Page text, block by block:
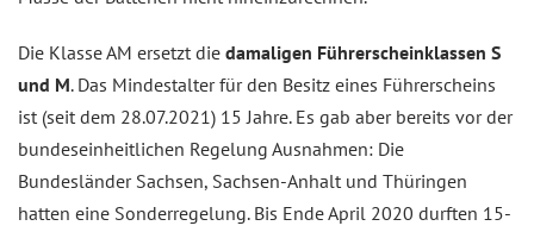
Die Klasse AM ersetzt die damaligen Führerscheinklassen S
und M. Das Mindestalter für den Besitz eines Führerscheins
ist (seit dem 28.07.2021) 15 Jahre. Es gab aber bereits vor der
bundeseinheitlichen Regelung Ausnahmen: Die
Bundesländer Sachsen, Sachsen-Anhalt und Thüringen
hatten eine Sonderregelung. Bis Ende April 2020 durften 15-